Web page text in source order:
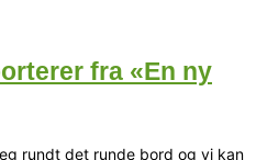
fra «En ny
rundt det runde bord og vi kan